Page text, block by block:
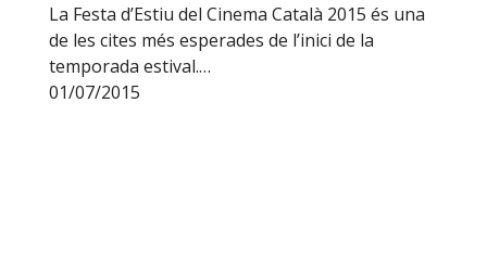
La Festa d’Estiu del Cinema Català 2015 és una
de les cites més esperades de l’inici de la
temporada estival.…
01/07/2015